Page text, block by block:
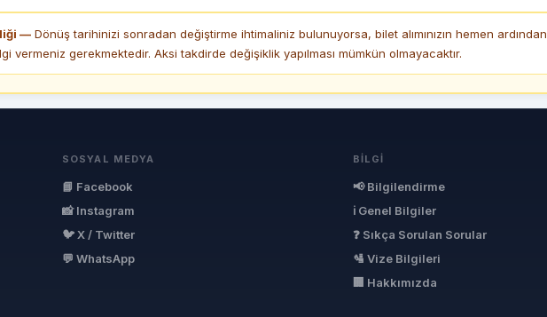
—Dönüş tarihinizi sonradan değiştirme ihtimaliniz bulunuyorsa, bilet alımınızın hemen ardından
vermeniz gerekmektedir. Aksi takdirde değişiklik yapılması mümkün olmayacaktır.
SOSYAL MEDYA
📘 Facebook
📸 Instagram
🐦 X / Twitter
💬 WhatsApp
BILGI
📢 Bilgilendirme
ℹ Genel Bilgiler
❓ Sıkça Sorulan Sorular
🛂 Vize Bilgileri
🏢 Hakkımızda